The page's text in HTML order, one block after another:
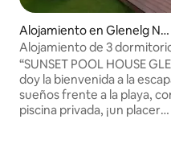
Alojamiento en Glenelg Nor
th
Alojamiento de 3
playa en Glenelg - Pileta
terraza
“SUNSET POOL HOUSE
doy la bienvenida a la
sueños frente a la playa,
piscina privada, ¡un placer